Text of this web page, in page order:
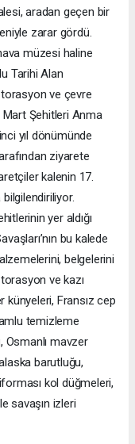
aradan geçen bir
zarar gördü.
müzesi haline
Tarihi Alan
ve çevre
Mart Şehitleri Anma
yıl dönümünde
ziyarete
kalenin 17.
yer aldığı
bu kalede
belgelerini
ve kazı
künyeleri, Fransız cep
temizleme
Osmanlı mavzer
barutluğu,
kol düğmeleri,
savaşın izleri